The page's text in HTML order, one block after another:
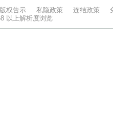
版权告示 私隐政策 连结政策
以上解析度浏览